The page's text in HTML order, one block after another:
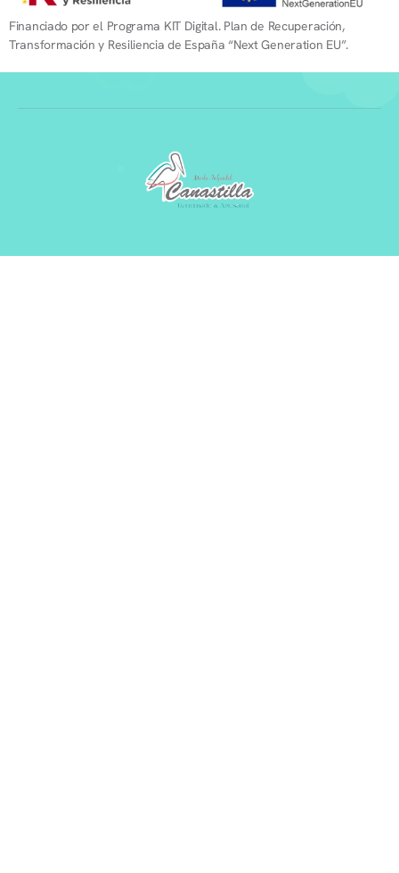
Financiado por el Programa KIT Digital. Plan de Recuperación,
Transformación y Resiliencia de España “Next Generation EU”.